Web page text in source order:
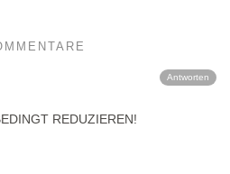
Antworten
REDUZIEREN!